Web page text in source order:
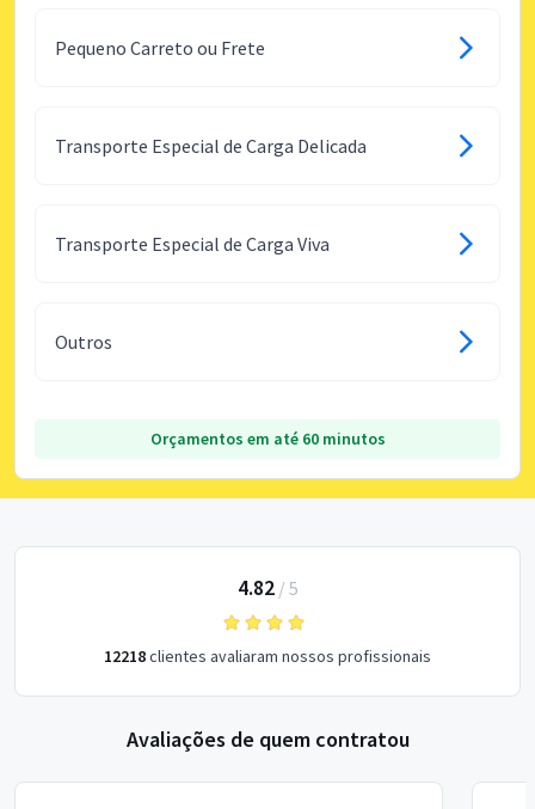
Pequeno Carreto ou Frete
Transporte Especial de Carga Delicada
Transporte Especial de Carga Viva
Outros
Orçamentos em até 60 minutos
4.82/ 5
12218clientes avaliaram nossos profissionais
Avaliações de quem contratou